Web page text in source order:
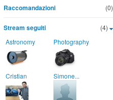
(0)
Raccomandazioni
(4)
Stream seguiti
Astronomy Photography
Cristian Simone...